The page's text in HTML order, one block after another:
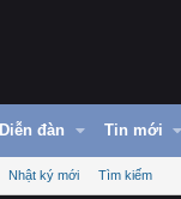
Diễn đàn Tin mới
Nhật ký mới Tìm kiếm